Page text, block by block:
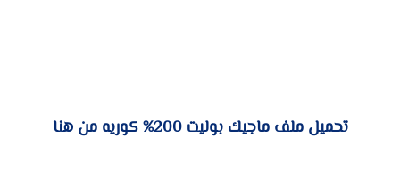
تحميل ملف ماجيك بوليت 200% كوريه من هنا